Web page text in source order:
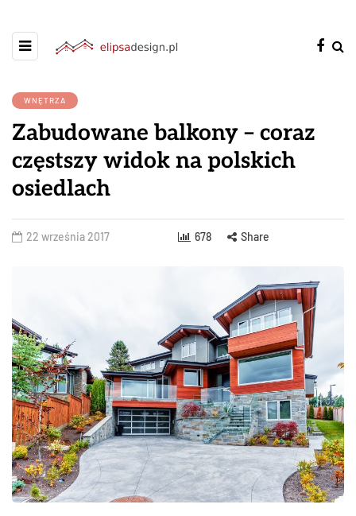
WNĘTRZA
Zabudowane balkony – coraz
częstszy widok na polskich
osiedlach
22 września 2017 678 Share